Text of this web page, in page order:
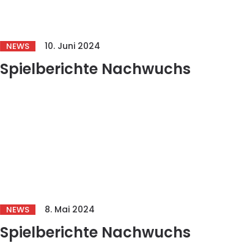
NEWS 10. Juni 2024
Spielberichte Nachwuchs
NEWS 8. Mai 2024
Spielberichte Nachwuchs